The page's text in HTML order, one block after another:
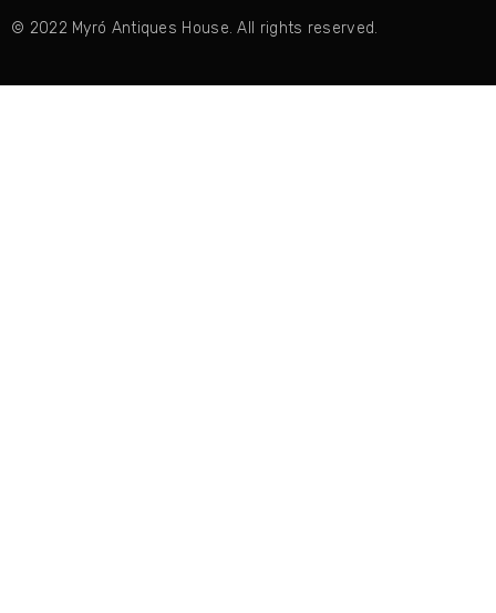
© 2022 Myró Antiques House. All rights reserved.